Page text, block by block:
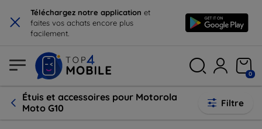
× Téléchargez notre application et
faites vos achats encore plus
facilement.
0
Étuis et accessoires pour Motorola
Moto G10
Filtre